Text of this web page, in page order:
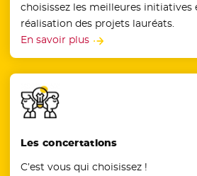
choisissez les meilleures initiatives
réalisation des projets lauréats.
En savoir plus
Les concertations
C’est vous qui choisissez !